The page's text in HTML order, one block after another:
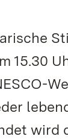
15.30
wird